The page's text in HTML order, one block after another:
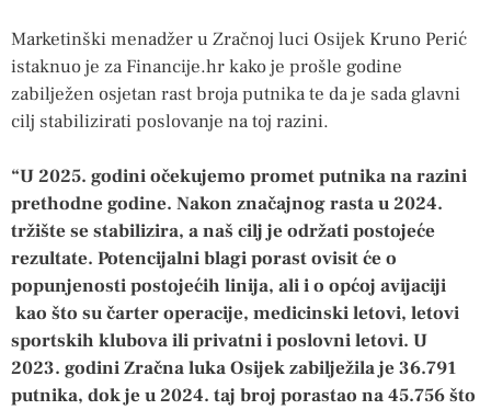
Marketinški menadžer u Zračnoj luci Osijek Kruno Perić
istaknuo je za Financije.hr kako je prošle godine
zabilježen osjetan rast broja putnika te da je sada glavni
cilj stabilizirati poslovanje na toj razini.
“U 2025. godini očekujemo promet putnika na razini
prethodne godine. Nakon značajnog rasta u 2024.
tržište se stabilizira, a naš cilj je održati postojeće
rezultate. Potencijalni blagi porast ovisit će o
popunjenosti postojećih linija, ali i o općoj avijaciji
kao što su čarter operacije, medicinski letovi, letovi
sportskih klubova ili privatni i poslovni letovi. U
2023. godini Zračna luka Osijek zabilježila je 36.791
putnika, dok je u 2024. taj broj porastao na 45.756 što